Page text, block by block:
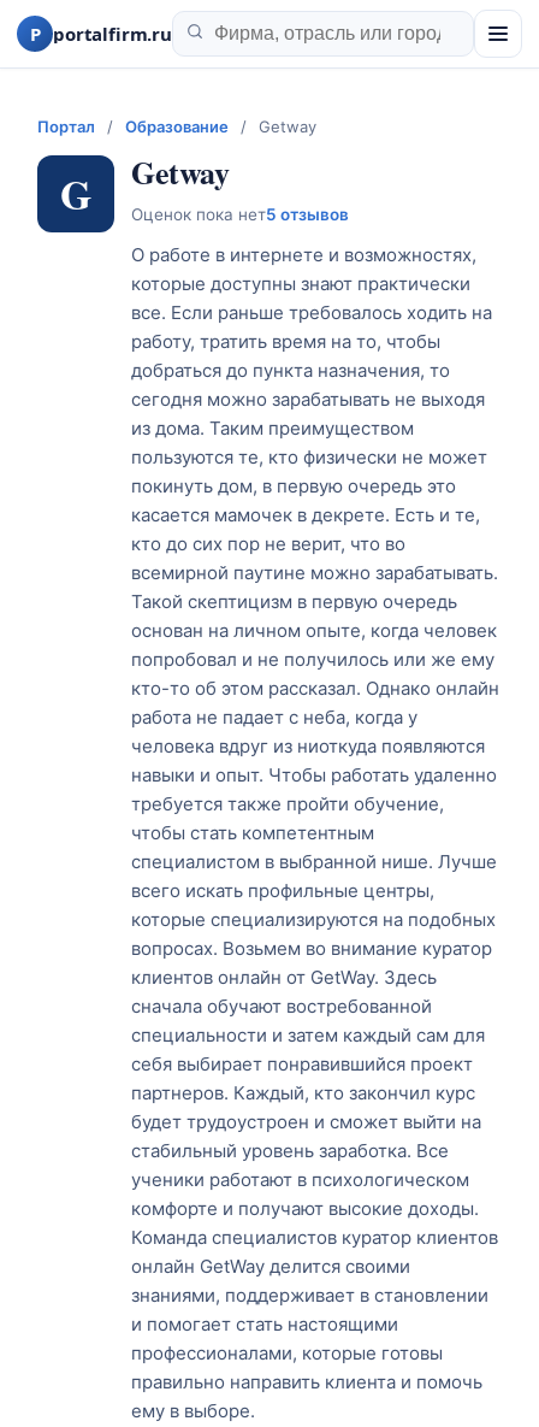
P portalfirm.ru
Портал / Образование / Getway
G Getway
Оценок пока нет5 отзывов
О работе в интернете и возможностях,
которые доступны знают практически
все. Если раньше требовалось ходить на
работу, тратить время на то, чтобы
добраться до пункта назначения, то
сегодня можно зарабатывать не выходя
из дома. Таким преимуществом
пользуются те, кто физически не может
покинуть дом, в первую очередь это
касается мамочек в декрете. Есть и те,
кто до сих пор не верит, что во
всемирной паутине можно зарабатывать.
Такой скептицизм в первую очередь
основан на личном опыте, когда человек
попробовал и не получилось или же ему
кто-то об этом рассказал. Однако онлайн
работа не падает с неба, когда у
человека вдруг из ниоткуда появляются
навыки и опыт. Чтобы работать удаленно
требуется также пройти обучение,
чтобы стать компетентным
специалистом в выбранной нише. Лучше
всего искать профильные центры,
которые специализируются на подобных
вопросах. Возьмем во внимание куратор
клиентов онлайн от GetWay. Здесь
сначала обучают востребованной
специальности и затем каждый сам для
себя выбирает понравившийся проект
партнеров. Каждый, кто закончил курс
будет трудоустроен и сможет выйти на
стабильный уровень заработка. Все
ученики работают в психологическом
комфорте и получают высокие доходы.
Команда специалистов куратор клиентов
онлайн GetWay делится своими
знаниями, поддерживает в становлении
и помогает стать настоящими
профессионалами, которые готовы
правильно направить клиента и помочь
ему в выборе.